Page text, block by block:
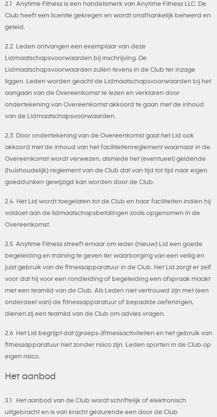
2.1 Anytime Fitness is een handelsmerk van Anytime Fitness LLC. De
Club heeft een licentie gekregen en wordt onafhankelijk beheerd en
geleid.
2.2 Leden ontvangen een exemplaar van deze
Lidmaatschapsvoorwaarden bij inschrijving. De
Lidmaatschapsvoorwaarden zullen tevens in de Club ter inzage
liggen. Leden worden geacht de Lidmaatschapsvoorwaarden bij het
aangaan van de Overeenkomst te lezen en verklaren door
ondertekening van Overeenkomst akkoord te gaan met de inhoud
van de Lidmaatschapsvoorwaarden.
2.3 Door ondertekening van de Overeenkomst gaat het Lid ook
akkoord met de inhoud van het faciliteitenreglement waarnaar in de
Overeenkomst wordt verwezen, alsmede het (eventueel) geldende
(huishoudelijk) reglement van de Club dat van tijd tot tijd naar eigen
goeddunken gewijzigd kan worden door de Club.
2.4 Het Lid wordt toegelaten tot de Club en haar faciliteiten indien hij
voldoet aan de lidmaatschapsbetalingen zoals opgenomen in de
Overeenkomst.
2.5 Anytime Fitness streeft ernaar om ieder (nieuw) Lid een goede
begeleiding en training te geven ter waarborging van een veilig en
juist gebruik van de fitnessapparatuur in de Club. Het Lid zorgt er zelf
voor dat hij voor een rondleiding of begeleiding een afspraak maakt
met een teamlid van de Club. Als Leden niet vertrouwd zijn met (een
onderdeel van) de fitnessapparatuur of bepaalde oefeningen,
dienen zij een teamlid van de Club om advies vragen.
2.6 Het Lid begrijpt dat (groeps-)fitnessactiviteiten en het gebruik van
fitnessapparatuur niet zonder risico zijn. Leden sporten in de Club op
eigen risico.
Het aanbod
3.1 Het aanbod van de Club wordt schriftelijk of elektronisch
uitgebracht en is van kracht gedurende een door de Club